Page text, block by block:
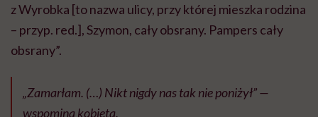
z Wyrobka [to nazwa ulicy, przy której mieszka rodzina
– przyp. red.], Szymon, cały obsrany. Pampers cały
obsrany”.
„Zamarłam. (…) Nikt nigdy nas tak nie poniżył” —
wspomina kobieta.